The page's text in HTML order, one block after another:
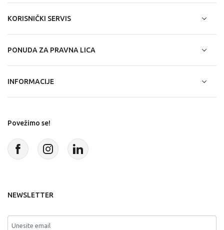
KORISNIČKI SERVIS
PONUDA ZA PRAVNA LICA
INFORMACIJE
Povežimo se!
NEWSLETTER